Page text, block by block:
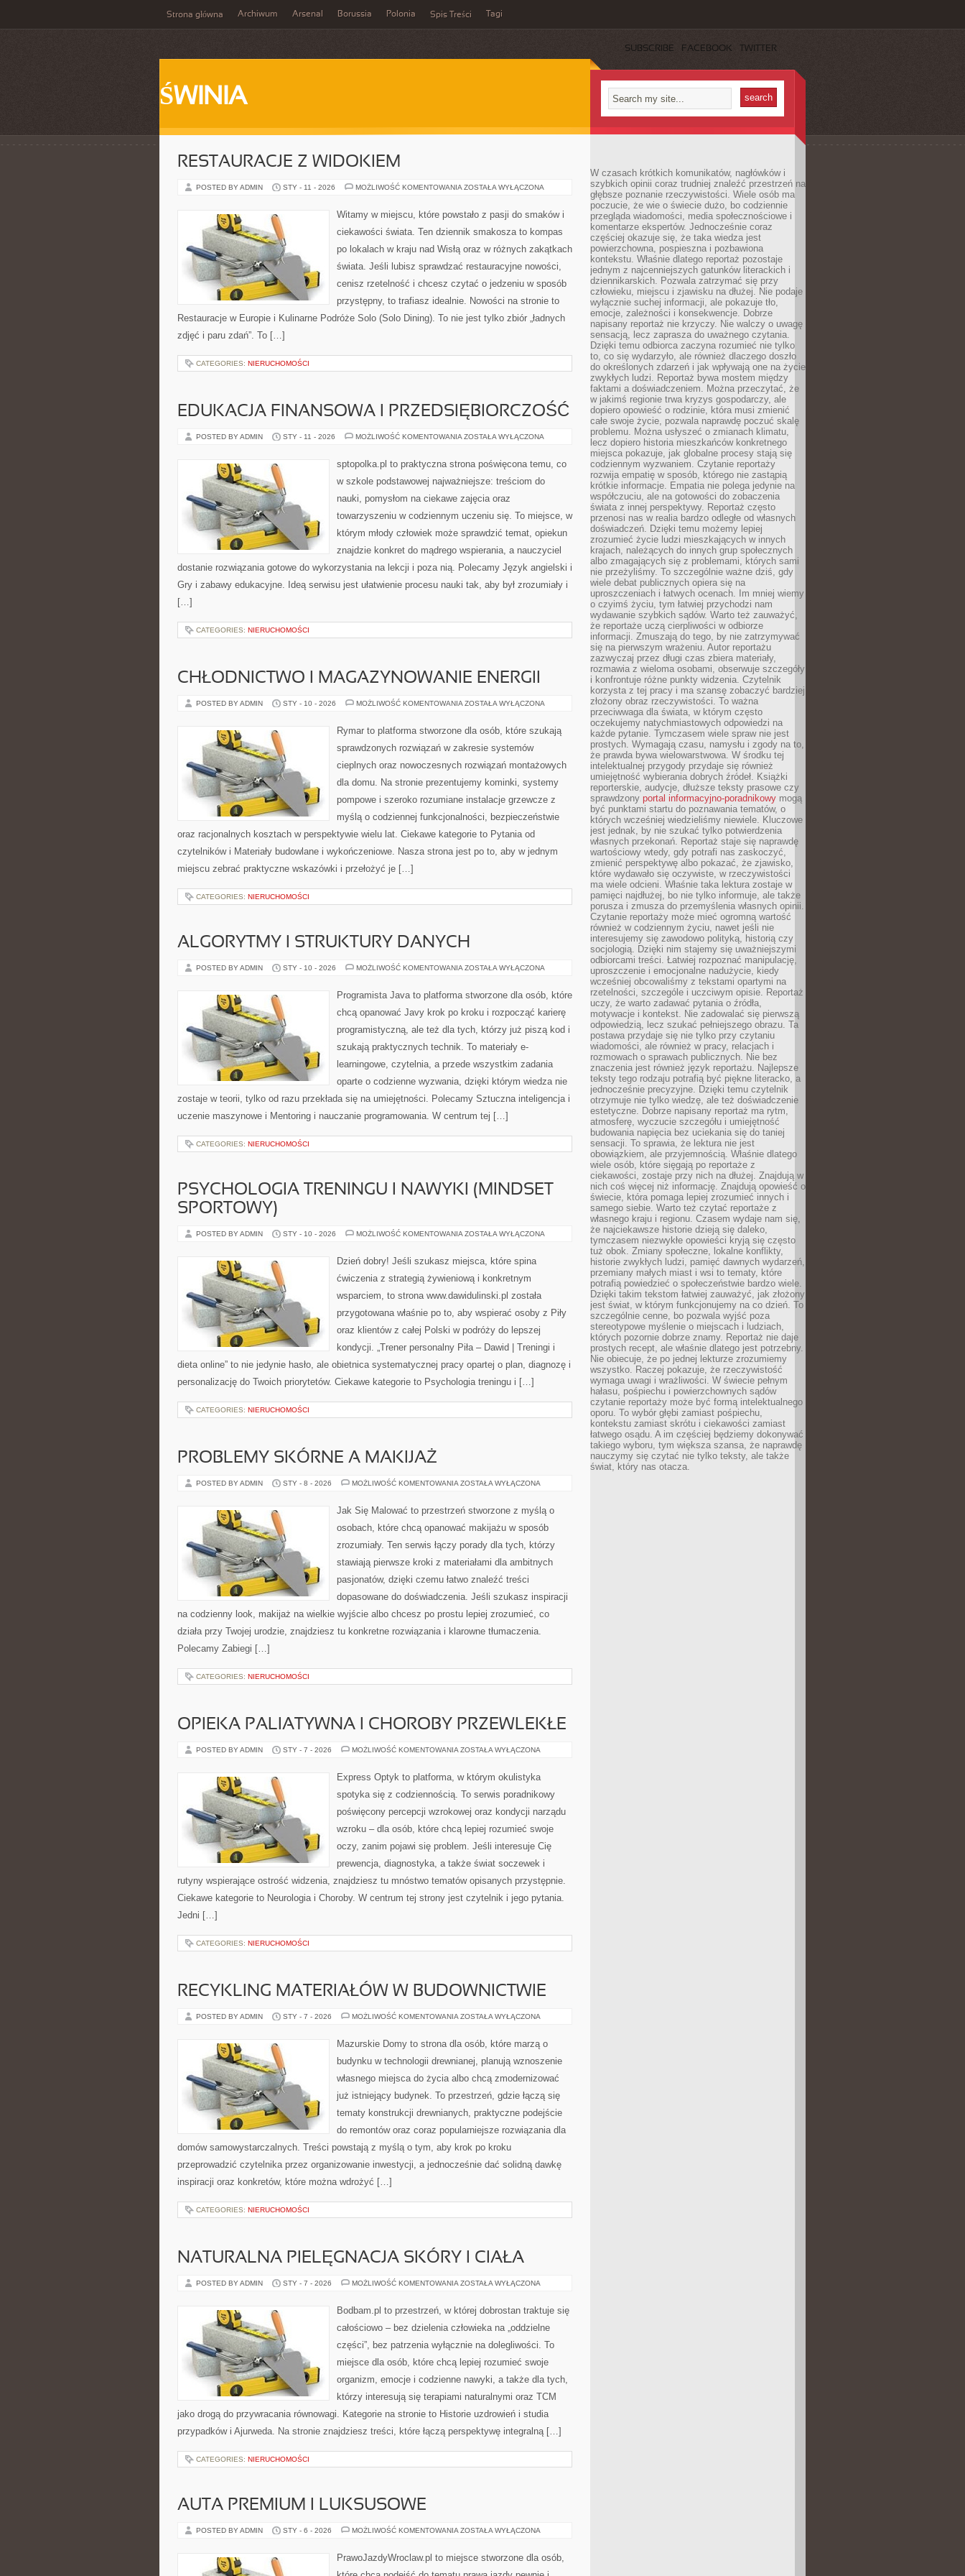
Strona główna Archiwum Arsenal Borussia Polonia Spis Treści Tagi
SUBSCRIBE FACEBOOK TWITTER
ŚWINIA
RESTAURACJE Z WIDOKIEM
POSTED BY ADMIN STY - 11 - 2026 MOŻLIWOŚĆ KOMENTOWANIA RESTAURACJE
ZOSTAŁA WYŁĄCZONA
Witamy w miejscu, które powstało z pasji do smaków i
ciekawości świata. Ten dziennik smakosza to kompas
po lokalach w kraju nad Wisłą oraz w różnych zakątkach
świata. Jeśli lubisz sprawdzać restauracyjne nowości,
cenisz rzetelność i chcesz czytać o jedzeniu w sposób
przystępny, to trafiasz idealnie. Nowości na stronie to
Restauracje w Europie i Kulinarne Podróże Solo (Solo Dining). To nie jest tylko zbiór „ładnych
zdjęć i paru zdań”. To […]
CATEGORIES: NIERUCHOMOŚCI
EDUKACJA FINANSOWA I PRZEDSIĘBIORCZOŚĆ
POSTED BY ADMIN STY - 11 - 2026 MOŻLIWOŚĆ KOMENTOWANIA EDUKACJA
PRZEDSIĘBIORCZOŚĆ
ZOSTAŁA WYŁĄCZONA
sptopolka.pl to praktyczna strona poświęcona temu, co
w szkole podstawowej najważniejsze: treściom do
nauki, pomysłom na ciekawe zajęcia oraz
towarzyszeniu w codziennym uczeniu się. To miejsce, w
którym młody człowiek może sprawdzić temat, opiekun
znajdzie konkret do mądrego wspierania, a nauczyciel
dostanie rozwiązania gotowe do wykorzystania na lekcji i poza nią. Polecamy Język angielski i
Gry i zabawy edukacyjne. Ideą serwisu jest ułatwienie procesu nauki tak, aby był zrozumiały i
[…]
CATEGORIES: NIERUCHOMOŚCI
CHŁODNICTWO I MAGAZYNOWANIE ENERGII
POSTED BY ADMIN STY - 10 - 2026 MOŻLIWOŚĆ KOMENTOWANIA CHŁODNICTWO
ENERGII
ZOSTAŁA WYŁĄCZONA
Rymar to platforma stworzone dla osób, które szukają
sprawdzonych rozwiązań w zakresie systemów
cieplnych oraz nowoczesnych rozwiązań montażowych
dla domu. Na stronie prezentujemy kominki, systemy
pompowe i szeroko rozumiane instalacje grzewcze z
myślą o codziennej funkcjonalności, bezpieczeństwie
oraz racjonalnych kosztach w perspektywie wielu lat. Ciekawe kategorie to Pytania od
czytelników i Materiały budowlane i wykończeniowe. Nasza strona jest po to, aby w jednym
miejscu zebrać praktyczne wskazówki i przełożyć je […]
CATEGORIES: NIERUCHOMOŚCI
ALGORYTMY I STRUKTURY DANYCH
POSTED BY ADMIN STY - 10 - 2026 MOŻLIWOŚĆ KOMENTOWANIA ALGORYTMY
DANYCH
ZOSTAŁA WYŁĄCZONA
Programista Java to platforma stworzone dla osób, które
chcą opanować Javy krok po kroku i rozpocząć karierę
programistyczną, ale też dla tych, którzy już piszą kod i
szukają praktycznych technik. To materiały e-
learningowe, czytelnia, a przede wszystkim zadania
oparte o codzienne wyzwania, dzięki którym wiedza nie
zostaje w teorii, tylko od razu przekłada się na umiejętności. Polecamy Sztuczna inteligencja i
uczenie maszynowe i Mentoring i nauczanie programowania. W centrum tej […]
CATEGORIES: NIERUCHOMOŚCI
PSYCHOLOGIA TRENINGU I NAWYKI (MINDSET
SPORTOWY)
POSTED BY ADMIN STY - 10 - 2026 MOŻLIWOŚĆ KOMENTOWANIA PSYCHOLOGIA
NAWYKI
(MINDSET
ZOSTAŁA WYŁĄCZONA
Dzień dobry! Jeśli szukasz miejsca, które spina
ćwiczenia z strategią żywieniową i konkretnym
wsparciem, to strona www.dawidulinski.pl została
przygotowana właśnie po to, aby wspierać osoby z Piły
oraz klientów z całej Polski w podróży do lepszej
kondycji. „Trener personalny Piła – Dawid | Treningi i
dieta online” to nie jedynie hasło, ale obietnica systematycznej pracy opartej o plan, diagnozę i
personalizację do Twoich priorytetów. Ciekawe kategorie to Psychologia treningu i […]
CATEGORIES: NIERUCHOMOŚCI
PROBLEMY SKÓRNE A MAKIJAŻ
POSTED BY ADMIN STY - 8 - 2026 MOŻLIWOŚĆ KOMENTOWANIA PROBLEMY
MAKIJAŻ
ZOSTAŁA WYŁĄCZONA
Jak Się Malować to przestrzeń stworzone z myślą o
osobach, które chcą opanować makijażu w sposób
zrozumiały. Ten serwis łączy porady dla tych, którzy
stawiają pierwsze kroki z materiałami dla ambitnych
pasjonatów, dzięki czemu łatwo znaleźć treści
dopasowane do doświadczenia. Jeśli szukasz inspiracji
na codzienny look, makijaż na wielkie wyjście albo chcesz po prostu lepiej zrozumieć, co
działa przy Twojej urodzie, znajdziesz tu konkretne rozwiązania i klarowne tłumaczenia.
Polecamy Zabiegi […]
CATEGORIES: NIERUCHOMOŚCI
OPIEKA PALIATYWNA I CHOROBY PRZEWLEKŁE
POSTED BY ADMIN STY - 7 - 2026 MOŻLIWOŚĆ KOMENTOWANIA OPIEKA
CHOROBY
PRZEWLEKŁE
ZOSTAŁA WYŁĄCZONA
Express Optyk to platforma, w którym okulistyka
spotyka się z codziennością. To serwis poradnikowy
poświęcony percepcji wzrokowej oraz kondycji narządu
wzroku – dla osób, które chcą lepiej rozumieć swoje
oczy, zanim pojawi się problem. Jeśli interesuje Cię
prewencja, diagnostyka, a także świat soczewek i
rutyny wspierające ostrość widzenia, znajdziesz tu mnóstwo tematów opisanych przystępnie.
Ciekawe kategorie to Neurologia i Choroby. W centrum tej strony jest czytelnik i jego pytania.
Jedni […]
CATEGORIES: NIERUCHOMOŚCI
RECYKLING MATERIAŁÓW W BUDOWNICTWIE
POSTED BY ADMIN STY - 7 - 2026 MOŻLIWOŚĆ KOMENTOWANIA RECYKLING
BUDOWNICTWIE
ZOSTAŁA WYŁĄCZONA
Mazurskie Domy to strona dla osób, które marzą o
budynku w technologii drewnianej, planują wznoszenie
własnego miejsca do życia albo chcą zmodernizować
już istniejący budynek. To przestrzeń, gdzie łączą się
tematy konstrukcji drewnianych, praktyczne podejście
do remontów oraz coraz popularniejsze rozwiązania dla
domów samowystarczalnych. Treści powstają z myślą o tym, aby krok po kroku
przeprowadzić czytelnika przez organizowanie inwestycji, a jednocześnie dać solidną dawkę
inspiracji oraz konkretów, które można wdrożyć […]
CATEGORIES: NIERUCHOMOŚCI
NATURALNA PIELĘGNACJA SKÓRY I CIAŁA
POSTED BY ADMIN STY - 7 - 2026 MOŻLIWOŚĆ KOMENTOWANIA NATURALNA
I
CIAŁA
ZOSTAŁA WYŁĄCZONA
Bodbam.pl to przestrzeń, w której dobrostan traktuje się
całościowo – bez dzielenia człowieka na „oddzielne
części”, bez patrzenia wyłącznie na dolegliwości. To
miejsce dla osób, które chcą lepiej rozumieć swoje
organizm, emocje i codzienne nawyki, a także dla tych,
którzy interesują się terapiami naturalnymi oraz TCM
jako drogą do przywracania równowagi. Kategorie na stronie to Historie uzdrowień i studia
przypadków i Ajurweda. Na stronie znajdziesz treści, które łączą perspektywę integralną […]
CATEGORIES: NIERUCHOMOŚCI
AUTA PREMIUM I LUKSUSOWE
POSTED BY ADMIN STY - 6 - 2026 MOŻLIWOŚĆ KOMENTOWANIA AUTA
LUKSUSOWE
ZOSTAŁA WYŁĄCZONA
PrawoJazdyWroclaw.pl to miejsce stworzone dla osób,
W czasach krótkich komunikatów, nagłówków i
szybkich opinii coraz trudniej znaleźć przestrzeń na
głębsze poznanie rzeczywistości. Wiele osób ma
poczucie, że wie o świecie dużo, bo codziennie
przegląda wiadomości, media społecznościowe i
komentarze ekspertów. Jednocześnie coraz
częściej okazuje się, że taka wiedza jest
powierzchowna, pospieszna i pozbawiona
kontekstu. Właśnie dlatego reportaż pozostaje
jednym z najcenniejszych gatunków literackich i
dziennikarskich. Pozwala zatrzymać się przy
człowieku, miejscu i zjawisku na dłużej. Nie podaje
wyłącznie suchej informacji, ale pokazuje tło,
emocje, zależności i konsekwencje. Dobrze
napisany reportaż nie krzyczy. Nie walczy o uwagę
sensacją, lecz zaprasza do uważnego czytania.
Dzięki temu odbiorca zaczyna rozumieć nie tylko
to, co się wydarzyło, ale również dlaczego doszło
do określonych zdarzeń i jak wpływają one na życie
zwykłych ludzi. Reportaż bywa mostem między
faktami a doświadczeniem. Można przeczytać, że
w jakimś regionie trwa kryzys gospodarczy, ale
dopiero opowieść o rodzinie, która musi zmienić
całe swoje życie, pozwala naprawdę poczuć skalę
problemu. Można usłyszeć o zmianach klimatu,
lecz dopiero historia mieszkańców konkretnego
miejsca pokazuje, jak globalne procesy stają się
codziennym wyzwaniem. Czytanie reportaży
rozwija empatię w sposób, którego nie zastąpią
krótkie informacje. Empatia nie polega jedynie na
współczuciu, ale na gotowości do zobaczenia
świata z innej perspektywy. Reportaż często
przenosi nas w realia bardzo odległe od własnych
doświadczeń. Dzięki temu możemy lepiej
zrozumieć życie ludzi mieszkających w innych
krajach, należących do innych grup społecznych
albo zmagających się z problemami, których sami
nie przeżyliśmy. To szczególnie ważne dziś, gdy
wiele debat publicznych opiera się na
uproszczeniach i łatwych ocenach. Im mniej wiemy
o czyimś życiu, tym łatwiej przychodzi nam
wydawanie szybkich sądów. Warto też zauważyć,
że reportaże uczą cierpliwości w odbiorze
informacji. Zmuszają do tego, by nie zatrzymywać
się na pierwszym wrażeniu. Autor reportażu
zazwyczaj przez długi czas zbiera materiały,
rozmawia z wieloma osobami, obserwuje szczegóły
i konfrontuje różne punkty widzenia. Czytelnik
korzysta z tej pracy i ma szansę zobaczyć bardziej
złożony obraz rzeczywistości. To ważna
przeciwwaga dla świata, w którym często
oczekujemy natychmiastowych odpowiedzi na
każde pytanie. Tymczasem wiele spraw nie jest
prostych. Wymagają czasu, namysłu i zgody na to,
że prawda bywa wielowarstwowa. W środku tej
intelektualnej przygody przydaje się również
umiejętność wybierania dobrych źródeł. Książki
reporterskie, audycje, dłuższe teksty prasowe czy
sprawdzony portal informacyjno-poradnikowy mogą
być punktami startu do poznawania tematów, o
których wcześniej wiedzieliśmy niewiele. Kluczowe
jest jednak, by nie szukać tylko potwierdzenia
własnych przekonań. Reportaż staje się naprawdę
wartościowy wtedy, gdy potrafi nas zaskoczyć,
zmienić perspektywę albo pokazać, że zjawisko,
które wydawało się oczywiste, w rzeczywistości
ma wiele odcieni. Właśnie taka lektura zostaje w
pamięci najdłużej, bo nie tylko informuje, ale także
porusza i zmusza do przemyślenia własnych opinii.
Czytanie reportaży może mieć ogromną wartość
również w codziennym życiu, nawet jeśli nie
interesujemy się zawodowo polityką, historią czy
socjologią. Dzięki nim stajemy się uważniejszymi
odbiorcami treści. Łatwiej rozpoznać manipulację,
uproszczenie i emocjonalne nadużycie, kiedy
wcześniej obcowaliśmy z tekstami opartymi na
rzetelności, szczególe i uczciwym opisie. Reportaż
uczy, że warto zadawać pytania o źródła,
motywacje i kontekst. Nie zadowalać się pierwszą
odpowiedzią, lecz szukać pełniejszego obrazu. Ta
postawa przydaje się nie tylko przy czytaniu
wiadomości, ale również w pracy, relacjach i
rozmowach o sprawach publicznych. Nie bez
znaczenia jest również język reportażu. Najlepsze
teksty tego rodzaju potrafią być piękne literacko, a
jednocześnie precyzyjne. Dzięki temu czytelnik
otrzymuje nie tylko wiedzę, ale też doświadczenie
estetyczne. Dobrze napisany reportaż ma rytm,
atmosferę, wyczucie szczegółu i umiejętność
budowania napięcia bez uciekania się do taniej
sensacji. To sprawia, że lektura nie jest
obowiązkiem, ale przyjemnością. Właśnie dlatego
wiele osób, które sięgają po reportaże z
ciekawości, zostaje przy nich na dłużej. Znajdują w
nich coś więcej niż informację. Znajdują opowieść o
świecie, która pomaga lepiej zrozumieć innych i
samego siebie. Warto też czytać reportaże z
własnego kraju i regionu. Czasem wydaje nam się,
że najciekawsze historie dzieją się daleko,
tymczasem niezwykłe opowieści kryją się często
tuż obok. Zmiany społeczne, lokalne konflikty,
historie zwykłych ludzi, pamięć dawnych wydarzeń,
przemiany małych miast i wsi to tematy, które
potrafią powiedzieć o społeczeństwie bardzo wiele.
Dzięki takim tekstom łatwiej zauważyć, jak złożony
jest świat, w którym funkcjonujemy na co dzień. To
szczególnie cenne, bo pozwala wyjść poza
stereotypowe myślenie o miejscach i ludziach,
których pozornie dobrze znamy. Reportaż nie daje
prostych recept, ale właśnie dlatego jest potrzebny.
Nie obiecuje, że po jednej lekturze zrozumiemy
wszystko. Raczej pokazuje, że rzeczywistość
wymaga uwagi i wrażliwości. W świecie pełnym
hałasu, pośpiechu i powierzchownych sądów
czytanie reportaży może być formą intelektualnego
oporu. To wybór głębi zamiast pośpiechu,
kontekstu zamiast skrótu i ciekawości zamiast
łatwego osądu. A im częściej będziemy dokonywać
takiego wyboru, tym większa szansa, że naprawdę
nauczymy się czytać nie tylko teksty, ale także
świat, który nas otacza.